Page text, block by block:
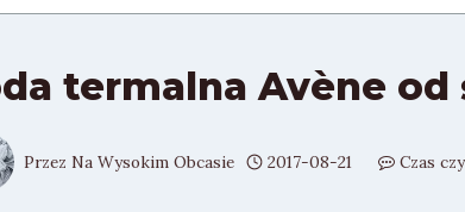
termalna Avène od
Przez Na Wysokim Obcasie 2017-08-21 Czas